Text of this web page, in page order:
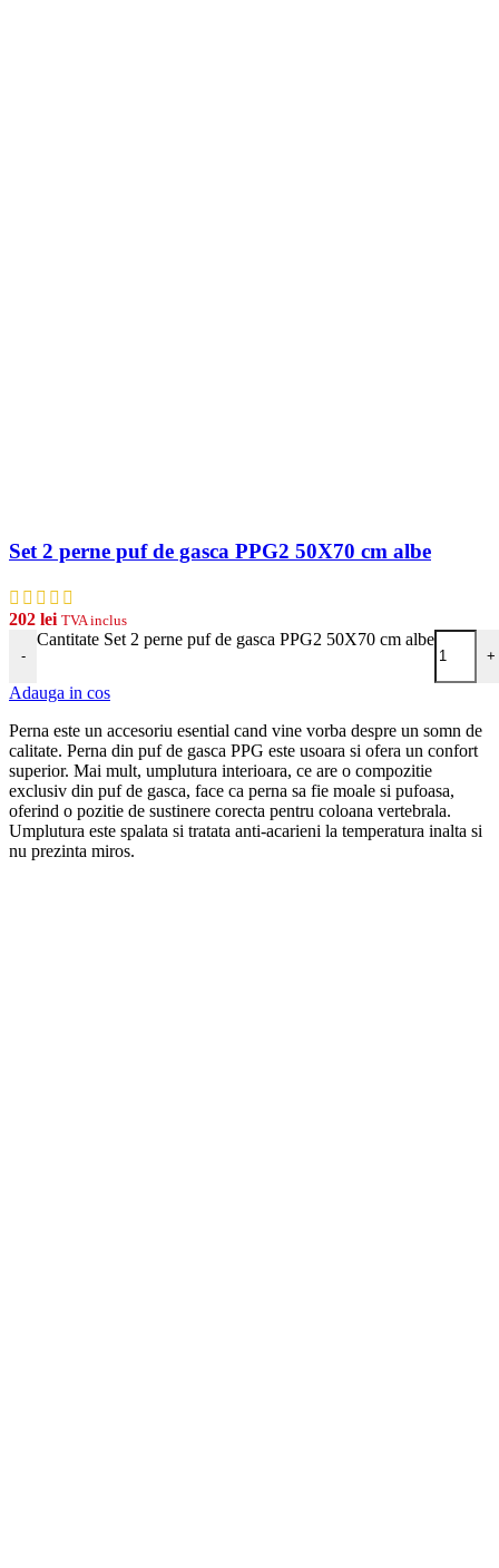
Set 2 perne puf de gasca PPG2 50X70 cm albe
202 lei TVA inclus
-
Cantitate Set 2 perne puf de gasca PPG2 50X70 cm albe
+
Adauga in cos
Perna este un accesoriu esential cand vine vorba despre un somn de
calitate. Perna din puf de gasca PPG este usoara si ofera un confort
superior. Mai mult, umplutura interioara, ce are o compozitie
exclusiv din puf de gasca, face ca perna sa fie moale si pufoasa,
oferind o pozitie de sustinere corecta pentru coloana vertebrala.
Umplutura este spalata si tratata anti-acarieni la temperatura inalta si
nu prezinta miros.